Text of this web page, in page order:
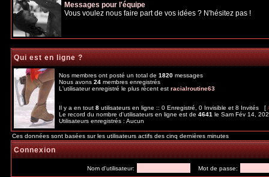
Messages pour l'équipe
Vous voulez nous faire part de vos idées ? N'hésitez pas !
Qui est en ligne ?
Nos membres ont posté un total de 1820 messages
Nous avons 24 membres enregistrés
L'utilisateur enregistré le plus récent est racialroutine63
Il y a en tout 8 utilisateurs en ligne :: 0 Enregistré, 0 Invisible et 8 Invités [
Le record du nombre d'utilisateurs en ligne est de 4641 le Sam Fév 14,
Utilisateurs enregistrés : Aucun
Ces données sont basées sur les utilisateurs actifs des cinq dernières minutes
Connexion
Nom d'utilisateur: Mot de passe: